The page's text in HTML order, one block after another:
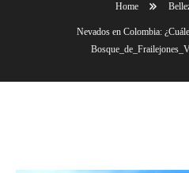
Home
Nevados en Colombia: